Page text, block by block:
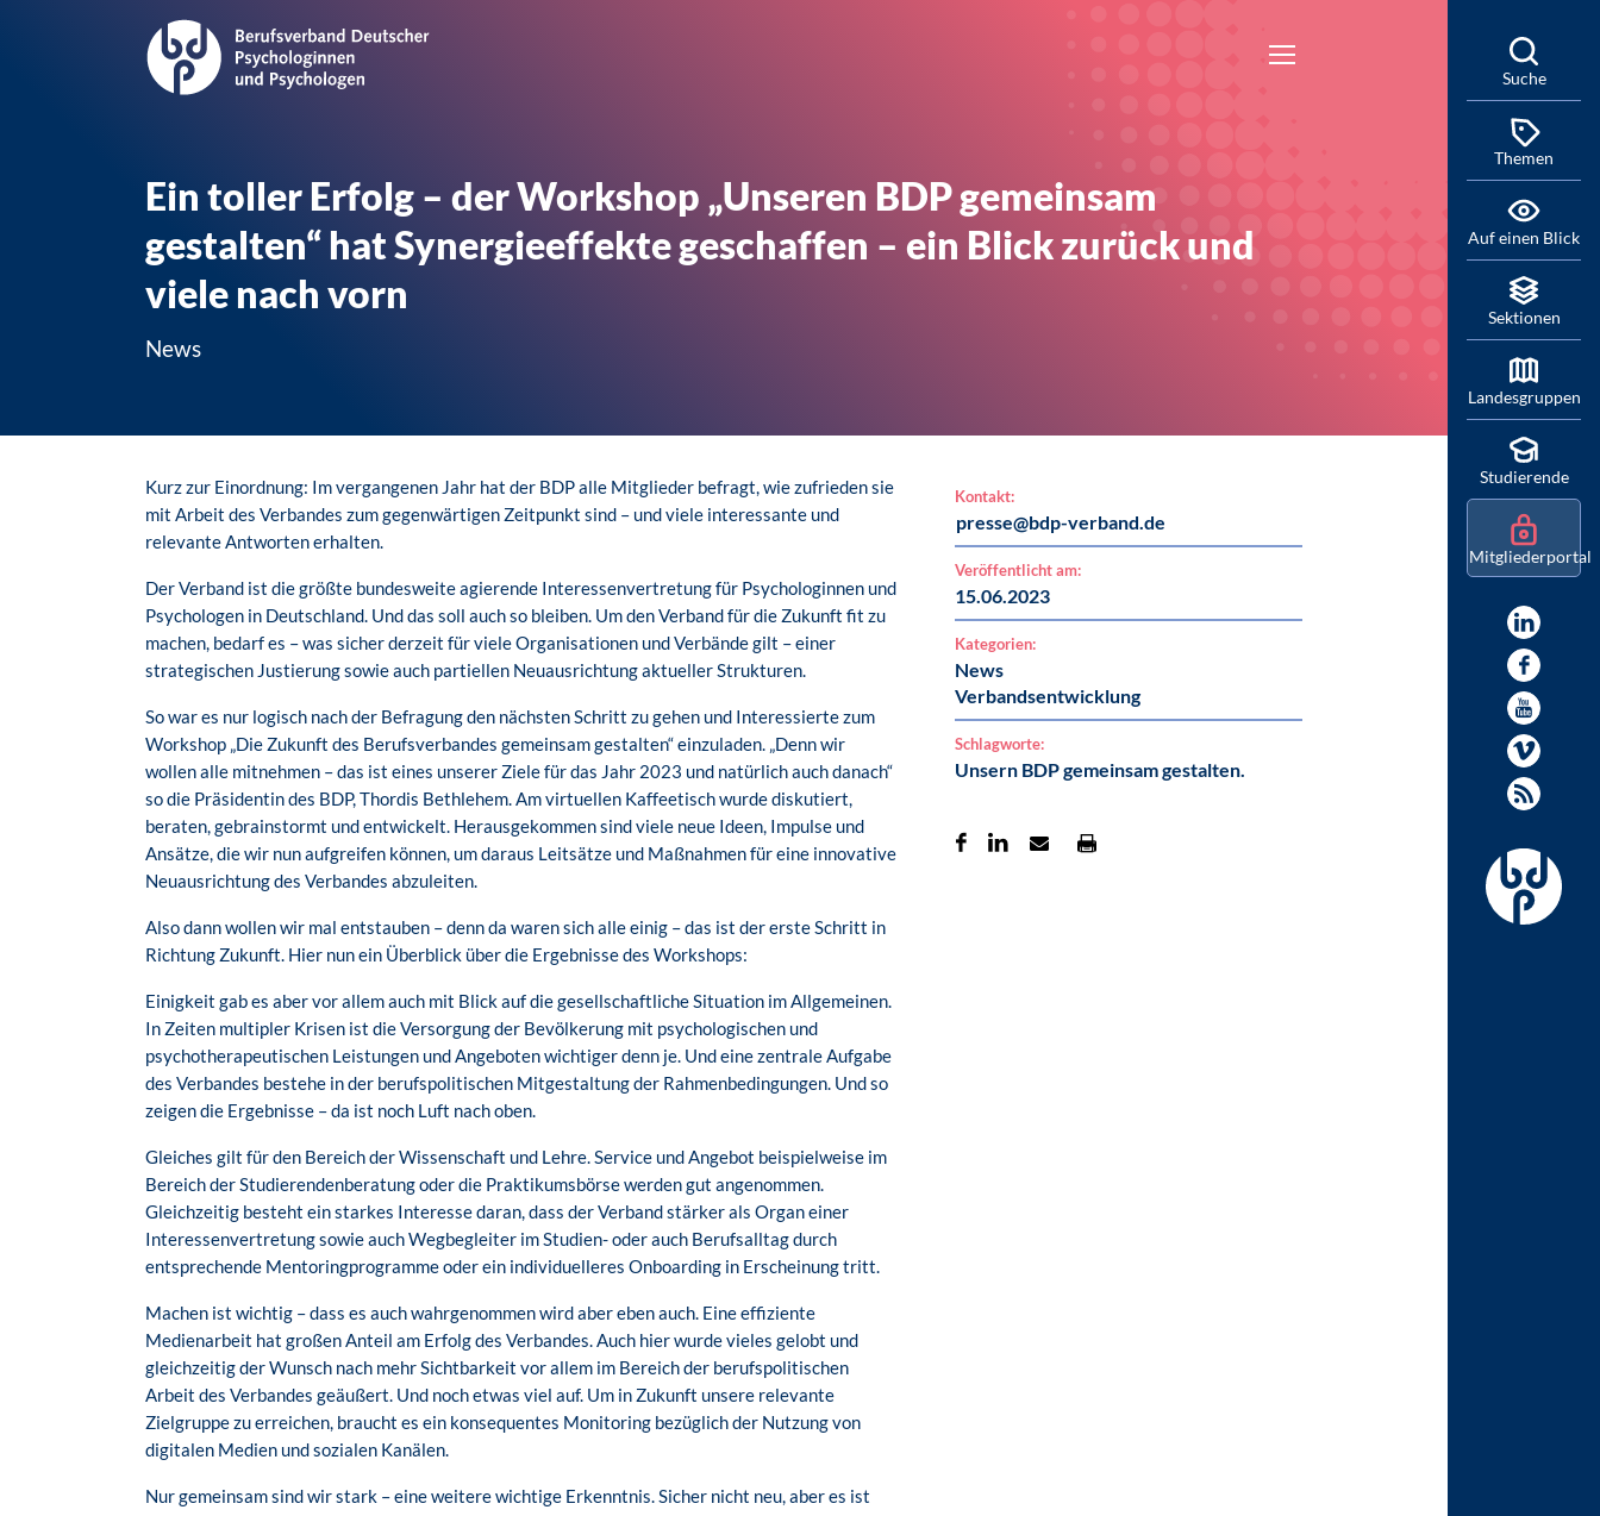
Ein toller Erfolg – der Workshop „Unseren BDP gemeinsam
gestalten“ hat Synergieeffekte geschaffen – ein Blick zurück und
viele nach vorn
News
Kurz zur Einordnung: Im vergangenen Jahr hat der BDP alle Mitglieder befragt, wie zufrieden sie
mit Arbeit des Verbandes zum gegenwärtigen Zeitpunkt sind – und viele interessante und
relevante Antworten erhalten.
Der Verband ist die größte bundesweite agierende Interessenvertretung für Psychologinnen und
Psychologen in Deutschland. Und das soll auch so bleiben. Um den Verband für die Zukunft fit zu
machen, bedarf es – was sicher derzeit für viele Organisationen und Verbände gilt – einer
strategischen Justierung sowie auch partiellen Neuausrichtung aktueller Strukturen.
So war es nur logisch nach der Befragung den nächsten Schritt zu gehen und Interessierte zum
Workshop „Die Zukunft des Berufsverbandes gemeinsam gestalten“ einzuladen. „Denn wir
wollen alle mitnehmen – das ist eines unserer Ziele für das Jahr 2023 und natürlich auch danach“
so die Präsidentin des BDP, Thordis Bethlehem. Am virtuellen Kaffeetisch wurde diskutiert,
beraten, gebrainstormt und entwickelt. Herausgekommen sind viele neue Ideen, Impulse und
Ansätze, die wir nun aufgreifen können, um daraus Leitsätze und Maßnahmen für eine innovative
Neuausrichtung des Verbandes abzuleiten.
Also dann wollen wir mal entstauben – denn da waren sich alle einig – das ist der erste Schritt in
Richtung Zukunft. Hier nun ein Überblick über die Ergebnisse des Workshops:
Einigkeit gab es aber vor allem auch mit Blick auf die gesellschaftliche Situation im Allgemeinen.
In Zeiten multipler Krisen ist die Versorgung der Bevölkerung mit psychologischen und
psychotherapeutischen Leistungen und Angeboten wichtiger denn je. Und eine zentrale Aufgabe
des Verbandes bestehe in der berufspolitischen Mitgestaltung der Rahmenbedingungen. Und so
zeigen die Ergebnisse – da ist noch Luft nach oben.
Gleiches gilt für den Bereich der Wissenschaft und Lehre. Service und Angebot beispielweise im
Bereich der Studierendenberatung oder die Praktikumsbörse werden gut angenommen.
Gleichzeitig besteht ein starkes Interesse daran, dass der Verband stärker als Organ einer
Interessenvertretung sowie auch Wegbegleiter im Studien- oder auch Berufsalltag durch
entsprechende Mentoringprogramme oder ein individuelleres Onboarding in Erscheinung tritt.
Machen ist wichtig – dass es auch wahrgenommen wird aber eben auch. Eine effiziente
Medienarbeit hat großen Anteil am Erfolg des Verbandes. Auch hier wurde vieles gelobt und
gleichzeitig der Wunsch nach mehr Sichtbarkeit vor allem im Bereich der berufspolitischen
Arbeit des Verbandes geäußert. Und noch etwas viel auf. Um in Zukunft unsere relevante
Zielgruppe zu erreichen, braucht es ein konsequentes Monitoring bezüglich der Nutzung von
digitalen Medien und sozialen Kanälen.
Nur gemeinsam sind wir stark – eine weitere wichtige Erkenntnis. Sicher nicht neu, aber es ist
Kontakt:
presse@bdp-verband.de
Veröffentlicht am:
15.06.2023
Kategorien:
News
Verbandsentwicklung
Schlagworte:
Unsern BDP gemeinsam gestalten.
Suche
Themen
Auf einen Blick
Sektionen
Landesgruppen
Studierende
Mitgliederportal